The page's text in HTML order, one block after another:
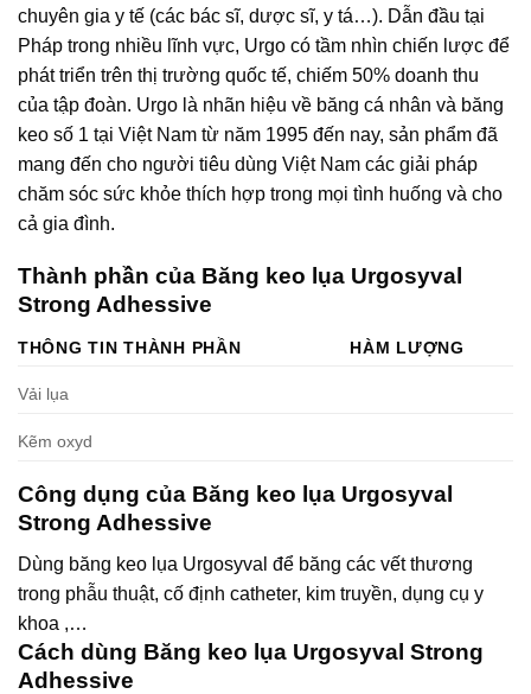
chuyên gia y tế (các bác sĩ, dược sĩ, y tá…). Dẫn đầu tại
Pháp trong nhiều lĩnh vực, Urgo có tầm nhìn chiến lược để
phát triển trên thị trường quốc tế, chiếm 50% doanh thu
của tập đoàn. Urgo là nhãn hiệu về băng cá nhân và băng
keo số 1 tại Việt Nam từ năm 1995 đến nay, sản phẩm đã
mang đến cho người tiêu dùng Việt Nam các giải pháp
chăm sóc sức khỏe thích hợp trong mọi tình huống và cho
cả gia đình.
Thành phần của Băng keo lụa Urgosyval
Strong Adhessive
THÔNG TIN THÀNH PHẦN HÀM LƯỢNG
Vải lụa
Kẽm oxyd
Công dụng của Băng keo lụa Urgosyval
Strong Adhessive
Dùng băng keo lụa Urgosyval để băng các vết thương
trong phẫu thuật, cố định catheter, kim truyền, dụng cụ y
khoa ,…
Cách dùng Băng keo lụa Urgosyval Strong
Adhessive